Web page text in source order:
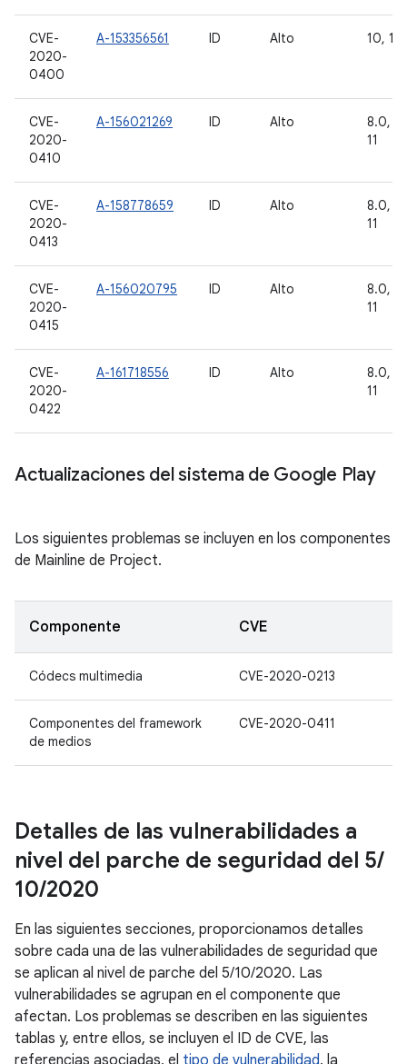
CVE-
2020-
0400
A-153356561 ID Alto 10, 11
CVE-
2020-
0410
A-156021269 ID Alto
8.0,
11
CVE-
2020-
0413
A-158778659 ID Alto
8.0,
11
CVE-
2020-
0415
A-156020795 ID Alto
8.0,
11
CVE-
2020-
0422
A-161718556 ID Alto
8.0,
11
Actualizaciones del sistema de Google Play
Los siguientes problemas se incluyen en los componentes
de Mainline de Project.
Componente CVE
Códecs multimedia CVE-2020-0213
Componentes del framework
de medios
CVE-2020-0411
Detalles de las vulnerabilidades a
nivel del parche de seguridad del 5/
10/2020
En las siguientes secciones, proporcionamos detalles
sobre cada una de las vulnerabilidades de seguridad que
se aplican al nivel de parche del 5/10/2020. Las
vulnerabilidades se agrupan en el componente que
afectan. Los problemas se describen en las siguientes
tablas y, entre ellos, se incluyen el ID de CVE, las
referencias asociadas, el tipo de vulnerabilidad, la